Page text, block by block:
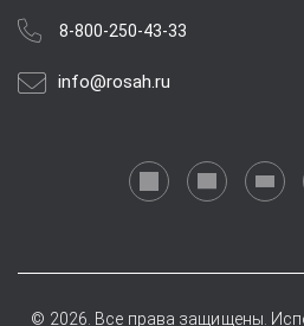
8-800-250-43-33
info@rosah.ru
© 2026. Все права защищены.